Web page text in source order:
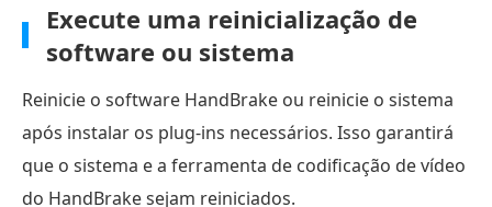
Execute uma reinicialização de
software ou sistema
Reinicie o software HandBrake ou reinicie o sistema
após instalar os plug-ins necessários. Isso garantirá
que o sistema e a ferramenta de codificação de vídeo
do HandBrake sejam reiniciados.